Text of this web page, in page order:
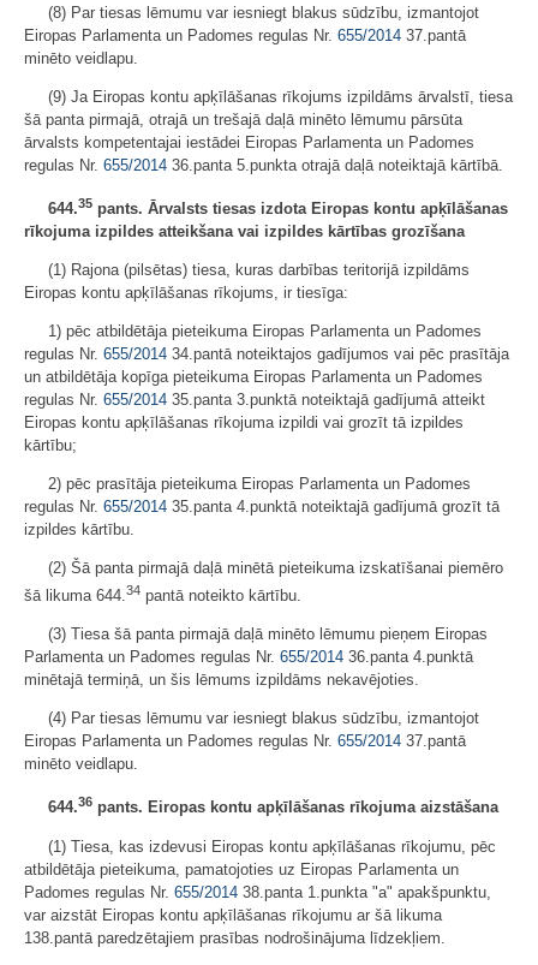
(8) Par tiesas lēmumu var iesniegt blakus sūdzību, izmantojot
Eiropas Parlamenta un Padomes regulas Nr. 655/2014 37.pantā
minēto veidlapu.
(9) Ja Eiropas kontu apķīlāšanas rīkojums izpildāms ārvalstī, tiesa
šā panta pirmajā, otrajā un trešajā daļā minēto lēmumu pārsūta
ārvalsts kompetentajai iestādei Eiropas Parlamenta un Padomes
regulas Nr. 655/2014 36.panta 5.punkta otrajā daļā noteiktajā kārtībā.
644.35 pants. Ārvalsts tiesas izdota Eiropas kontu apķīlāšanas
rīkojuma izpildes atteikšana vai izpildes kārtības grozīšana
(1) Rajona (pilsētas) tiesa, kuras darbības teritorijā izpildāms
Eiropas kontu apķīlāšanas rīkojums, ir tiesīga:
1) pēc atbildētāja pieteikuma Eiropas Parlamenta un Padomes
regulas Nr. 655/2014 34.pantā noteiktajos gadījumos vai pēc prasītāja
un atbildētāja kopīga pieteikuma Eiropas Parlamenta un Padomes
regulas Nr. 655/2014 35.panta 3.punktā noteiktajā gadījumā atteikt
Eiropas kontu apķīlāšanas rīkojuma izpildi vai grozīt tā izpildes
kārtību;
2) pēc prasītāja pieteikuma Eiropas Parlamenta un Padomes
regulas Nr. 655/2014 35.panta 4.punktā noteiktajā gadījumā grozīt tā
izpildes kārtību.
(2) Šā panta pirmajā daļā minētā pieteikuma izskatīšanai piemēro
šā likuma 644.34 pantā noteikto kārtību.
(3) Tiesa šā panta pirmajā daļā minēto lēmumu pieņem Eiropas
Parlamenta un Padomes regulas Nr. 655/2014 36.panta 4.punktā
minētajā termiņā, un šis lēmums izpildāms nekavējoties.
(4) Par tiesas lēmumu var iesniegt blakus sūdzību, izmantojot
Eiropas Parlamenta un Padomes regulas Nr. 655/2014 37.pantā
minēto veidlapu.
644.36 pants. Eiropas kontu apķīlāšanas rīkojuma aizstāšana
(1) Tiesa, kas izdevusi Eiropas kontu apķīlāšanas rīkojumu, pēc
atbildētāja pieteikuma, pamatojoties uz Eiropas Parlamenta un
Padomes regulas Nr. 655/2014 38.panta 1.punkta "a" apakšpunktu,
var aizstāt Eiropas kontu apķīlāšanas rīkojumu ar šā likuma
138.pantā paredzētajiem prasības nodrošinājuma līdzekļiem.